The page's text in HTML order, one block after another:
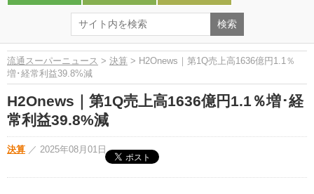
流通スーパーニュース > 決算 > H2Onews｜第1Q売上高1636億円1.1％
増･経常利益39.8%減
H2Onews｜第1Q売上高1636億円1.1％増･経
常利益39.8%減
決算 ／ 2025年08月01日